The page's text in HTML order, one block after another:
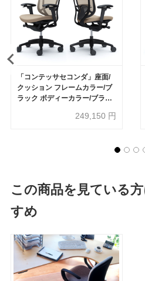
「コンテッサセコンダ」座面/
クッション フレームカラー/ブ
ラック ボディーカラー/ブラッ
色 ランバーサポート有・無
249,150 円
この商品を見ている
すめ